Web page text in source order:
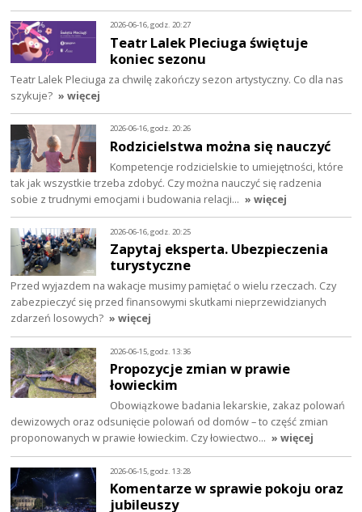
2026-06-16, godz. 20:27
Teatr Lalek Pleciuga świętuje
koniec sezonu
Teatr Lalek Pleciuga za chwilę zakończy sezon artystyczny. Co dla nas
szykuje? » więcej
2026-06-16, godz. 20:26
Rodzicielstwa można się nauczyć
Kompetencje rodzicielskie to umiejętności, które
tak jak wszystkie trzeba zdobyć. Czy można nauczyć się radzenia
sobie z trudnymi emocjami i budowania relacji… » więcej
2026-06-16, godz. 20:25
Zapytaj eksperta. Ubezpieczenia
turystyczne
Przed wyjazdem na wakacje musimy pamiętać o wielu rzeczach. Czy
zabezpieczyć się przed finansowymi skutkami nieprzewidzianych
zdarzeń losowych? » więcej
2026-06-15, godz. 13:36
Propozycje zmian w prawie
łowieckim
Obowiązkowe badania lekarskie, zakaz polowań
dewizowych oraz odsunięcie polowań od domów – to część zmian
proponowanych w prawie łowieckim. Czy łowiectwo… » więcej
2026-06-15, godz. 13:28
Komentarze w sprawie pokoju oraz
jubileuszy